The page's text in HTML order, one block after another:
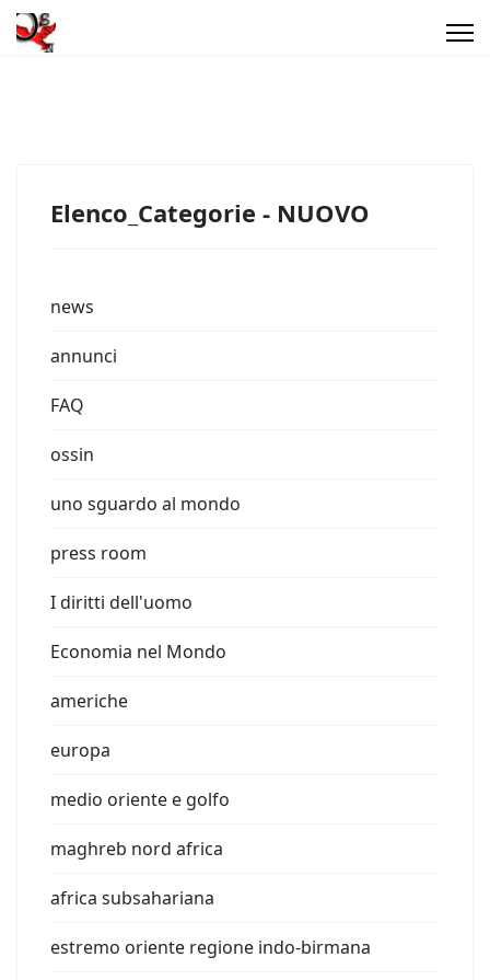
Elenco_Categorie - NUOVO
news
annunci
FAQ
ossin
uno sguardo al mondo
press room
I diritti dell'uomo
Economia nel Mondo
americhe
europa
medio oriente e golfo
maghreb nord africa
africa subsahariana
estremo oriente regione indo-birmana